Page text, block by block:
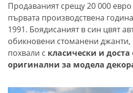
Продаваният срещу 20 000 евро
първата производствена
1991. Боядисаният в син цвят
обикновени стоманени
похвали с класически и доста
оригинални за модела